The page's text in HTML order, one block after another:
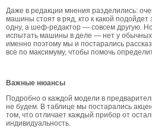
Даже в редакции мнения разделились:
машины стоят в ряд, кто к какой
одну, а шеф-редактор — совсем другую.
испытать машины в деле — нет у обычных
именно поэтому мы и постарались
все по максимуму, чтобы помочь
Важные нюансы
Подробно о каждой модели в
не будем. В таблице мы постарались
том, что отличает каждый прибор от
индивидуальность.